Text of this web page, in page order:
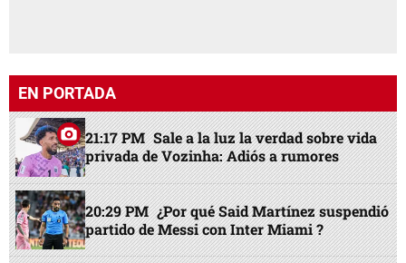
EN PORTADA
21:17 PM Sale a la luz la verdad sobre vida
privada de Vozinha: Adiós a rumores
20:29 PM ¿Por qué Said Martínez suspendió
partido de Messi con Inter Miami ?